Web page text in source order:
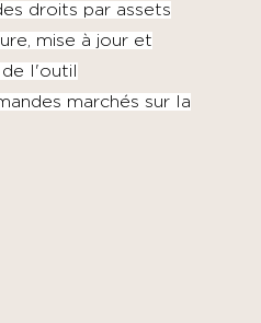
droits par assets
mise à jour et
l'outil
marchés sur la